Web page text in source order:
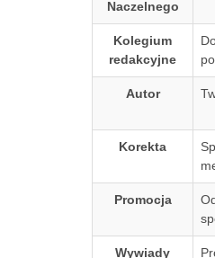
Naczelnego
Kolegium
redakcyjne
Autor
Korekta
Promocja
Wywiady